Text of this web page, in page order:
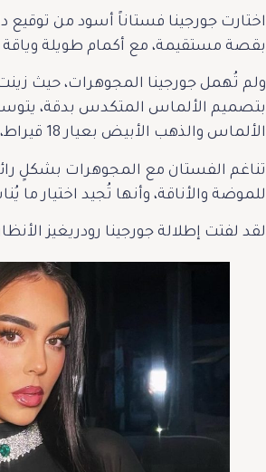
اختارت جورجينا فستاناً أسود من توقيع
بقصة مستقيمة، مع أكمام طويلة وياقة
ولم تُهمل جورجينا المجوهرات، حيث
بتصميم الألماس المتكدس بدقة،
الألماس والذهب الأبيض بعيار 18 قيراط، يقدر سعره ب 58 ألف دولار. واختتمت طلتها مع خاتم زمردي مبهر، بقصة ملكية رائعة.
تناغم الفستان مع المجوهرات بشكلٍ
للموضة والأناقة، وأنها تُجيد اختيار
لقد لفتت إطلالة جورجينا رودريغيز